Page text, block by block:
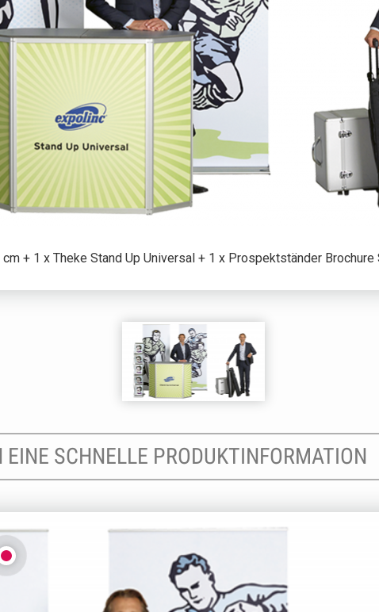
+ 1 x Theke Stand Up Universal + 1 x Prospektständer
SCHNELLE PRODUKTINFORMATION